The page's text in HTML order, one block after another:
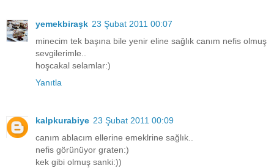
yemekbiraşk 23 Şubat 2011 00:07
minecim tek başına bile yenir eline sağlık canım nefis olmuş
sevgilerimle..
hoşcakal selamlar:)
Yanıtla
kalpkurabiye 23 Şubat 2011 00:09
canım ablacım ellerine emeklrine sağlık..
nefis görünüyor graten:)
kek gibi olmuş sanki:))